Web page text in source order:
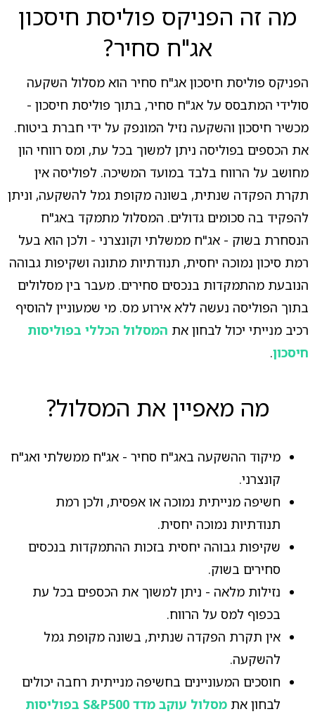
מה זה הפניקס פוליסת חיסכון
אג"ח סחיר?
הפניקס פוליסת חיסכון אג"ח סחיר הוא מסלול השקעה
סולידי המתבסס על אג"ח סחיר, בתוך פוליסת חיסכון -
מכשיר חיסכון והשקעה נזיל המונפק על ידי חברת ביטוח.
את הכספים בפוליסה ניתן למשוך בכל עת, ומס רווחי הון
מחושב על הרווח בלבד במועד המשיכה. לפוליסה אין
תקרת הפקדה שנתית, בשונה מקופת גמל להשקעה, וניתן
להפקיד בה סכומים גדולים. המסלול מתמקד באג"ח
הנסחרת בשוק - אג"ח ממשלתי וקונצרני - ולכן הוא בעל
רמת סיכון נמוכה יחסית, תנודתיות מתונה ושקיפות גבוהה
הנובעת מהתמקדות בנכסים סחירים. מעבר בין מסלולים
בתוך הפוליסה נעשה ללא אירוע מס. מי שמעוניין להוסיף
רכיב מנייתי יכול לבחון את המסלול הכללי בפוליסות
חיסכון.
מה מאפיין את המסלול?
מיקוד ההשקעה באג"ח סחיר - אג"ח ממשלתי ואג"ח
קונצרני.
חשיפה מנייתית נמוכה או אפסית, ולכן רמת
תנודתיות נמוכה יחסית.
שקיפות גבוהה יחסית בזכות ההתמקדות בנכסים
סחירים בשוק.
נזילות מלאה - ניתן למשוך את הכספים בכל עת
בכפוף למס על הרווח.
אין תקרת הפקדה שנתית, בשונה מקופת גמל
להשקעה.
חוסכים המעוניינים בחשיפה מנייתית רחבה יכולים
לבחון את
מסלול עוקב מדד S&P500 בפוליסות